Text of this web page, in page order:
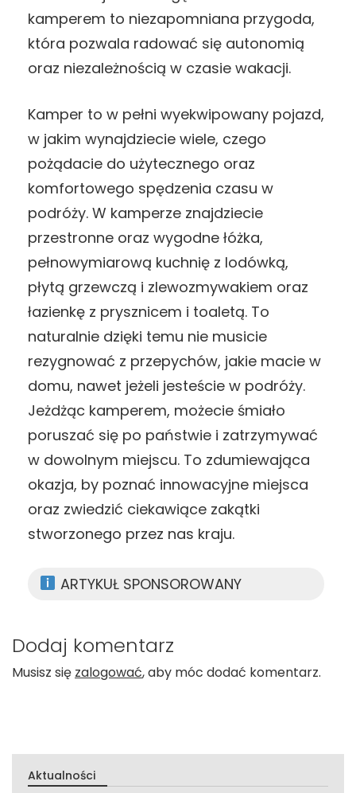
kamperem to niezapomniana przygoda,
która pozwala radować się autonomią
oraz niezależnością w czasie wakacji.
Kamper to w pełni wyekwipowany pojazd,
w jakim wynajdziecie wiele, czego
pożądacie do użytecznego oraz
komfortowego spędzenia czasu w
podróży. W kamperze znajdziecie
przestronne oraz wygodne łóżka,
pełnowymiarową kuchnię z lodówką,
płytą grzewczą i zlewozmywakiem oraz
łazienkę z prysznicem i toaletą. To
naturalnie dzięki temu nie musicie
rezygnować z przepychów, jakie macie w
domu, nawet jeżeli jesteście w podróży.
Jeżdżąc kamperem, możecie śmiało
poruszać się po państwie i zatrzymywać
w dowolnym miejscu. To zdumiewająca
okazja, by poznać innowacyjne miejsca
oraz zwiedzić ciekawiące zakątki
stworzonego przez nas kraju.
ARTYKUŁ SPONSOROWANY
Dodaj komentarz
Musisz się zalogować, aby móc dodać komentarz.
Aktualności